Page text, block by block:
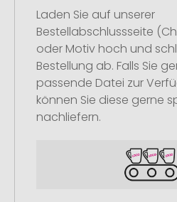
Laden Sie auf unserer
Bestellabschlussseite
oder Motiv hoch und
Bestellung ab. Falls Sie
passende Datei zur
können Sie diese gerne
nachliefern.